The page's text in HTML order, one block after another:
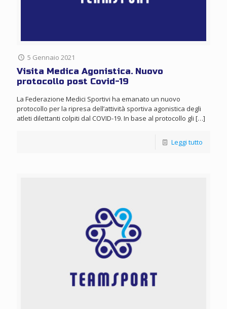
5 Gennaio 2021
Visita Medica Agonistica. Nuovo
protocollo post Covid-19
La Federazione Medici Sportivi ha emanato un nuovo
protocollo per la ripresa dell’attività sportiva agonistica degli
atleti dilettanti colpiti dal COVID-19. In base al protocollo gli […]
Leggi tutto